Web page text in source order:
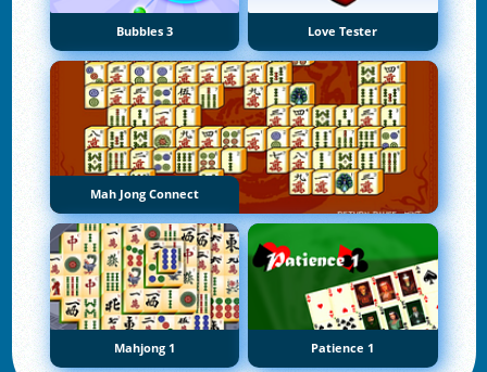
Bubbles 3 Love Tester
Mah Jong Connect
Mahjong 1 Patience 1